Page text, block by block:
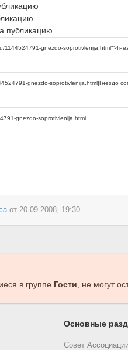
публикацию
от20-09-2008, 19:30
в группе Гости, не могут
Основные
Совет